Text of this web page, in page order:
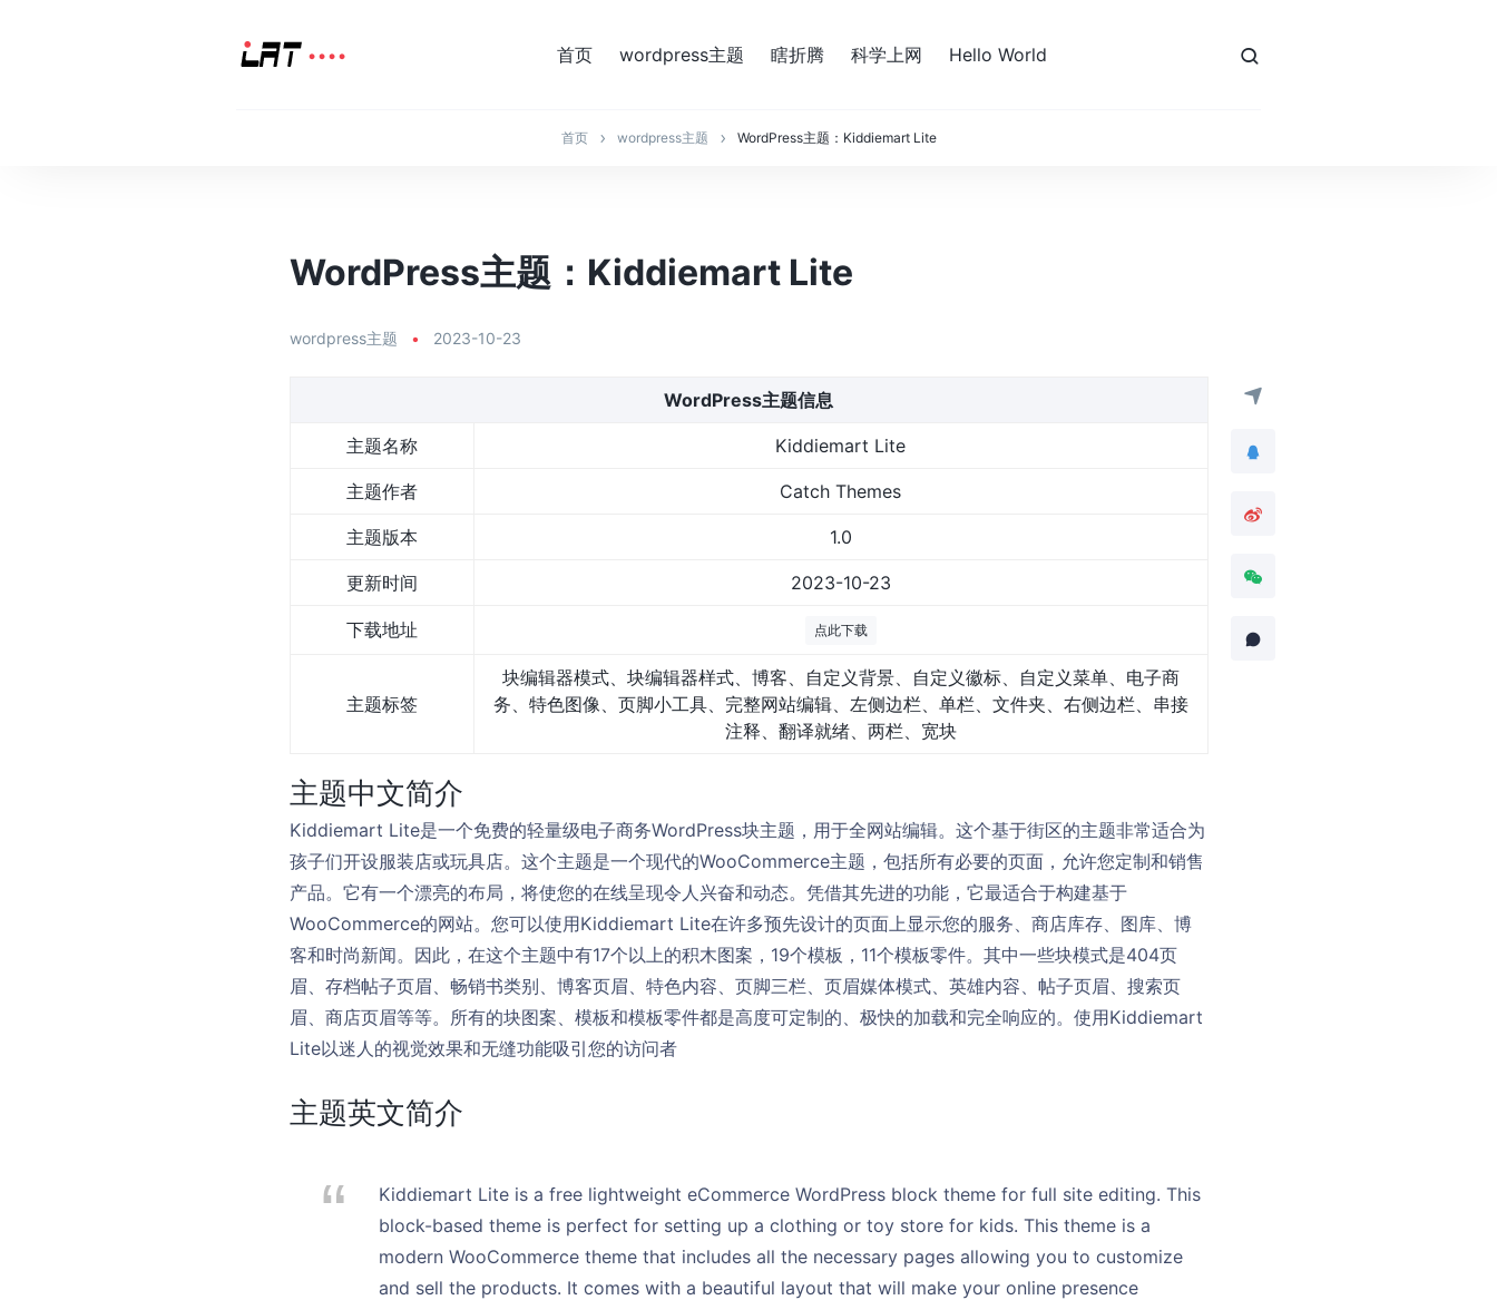
首页 wordpress主题 瞎折腾 科学上网 Hello World
首页 wordpress主题 WordPress主题：Kiddiemart Lite
WordPress主题：Kiddiemart Lite
wordpress主题 • 2023-10-23
WordPress主题信息
主题名称 Kiddiemart Lite
主题作者 Catch Themes
主题版本 1.0
更新时间 2023-10-23
下载地址 点此下载
主题标签
块编辑器模式、块编辑器样式、博客、自定义背景、自定义徽标、自定义菜单、电子商
务、特色图像、页脚小工具、完整网站编辑、左侧边栏、单栏、文件夹、右侧边栏、串接
注释、翻译就绪、两栏、宽块
主题中文简介
Kiddiemart Lite是一个免费的轻量级电子商务WordPress块主题，用于全网站编辑。这个基于街区的主题非常适合为
孩子们开设服装店或玩具店。这个主题是一个现代的WooCommerce主题，包括所有必要的页面，允许您定制和销售
产品。它有一个漂亮的布局，将使您的在线呈现令人兴奋和动态。凭借其先进的功能，它最适合于构建基于
WooCommerce的网站。您可以使用Kiddiemart Lite在许多预先设计的页面上显示您的服务、商店库存、图库、博
客和时尚新闻。因此，在这个主题中有17个以上的积木图案，19个模板，11个模板零件。其中一些块模式是404页
眉、存档帖子页眉、畅销书类别、博客页眉、特色内容、页脚三栏、页眉媒体模式、英雄内容、帖子页眉、搜索页
眉、商店页眉等等。所有的块图案、模板和模板零件都是高度可定制的、极快的加载和完全响应的。使用Kiddiemart
Lite以迷人的视觉效果和无缝功能吸引您的访问者
主题英文简介
Kiddiemart Lite is a free lightweight eCommerce WordPress block theme for full site editing. This
block-based theme is perfect for setting up a clothing or toy store for kids. This theme is a
modern WooCommerce theme that includes all the necessary pages allowing you to customize
and sell the products. It comes with a beautiful layout that will make your online presence